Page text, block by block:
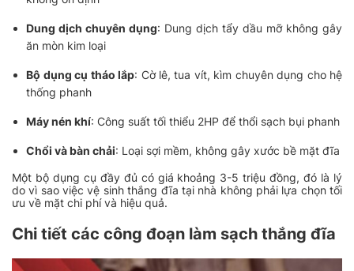
Dung dịch chuyên dụng: Dung dịch tẩy dầu mỡ không gây
ăn mòn kim loại
Bộ dụng cụ tháo lắp: Cờ lê, tua vít, kìm chuyên dụng cho hệ
thống phanh
Máy nén khí: Công suất tối thiểu 2HP để thổi sạch bụi phanh
Chổi và bàn chải: Loại sợi mềm, không gây xước bề mặt đĩa
Một bộ dụng cụ đầy đủ có giá khoảng 3-5 triệu đồng, đó là lý
do vì sao việc vệ sinh thắng đĩa tại nhà không phải lựa chọn tối
ưu về mặt chi phí và hiệu quả.
Chi tiết các công đoạn làm sạch thắng đĩa